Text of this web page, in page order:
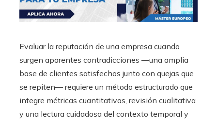
Evaluar la reputación de una empresa cuando
surgen aparentes contradicciones —una amplia
base de clientes satisfechos junto con quejas que
se repiten— requiere un método estructurado que
integre métricas cuantitativas, revisión cualitativa
y una lectura cuidadosa del contexto temporal y